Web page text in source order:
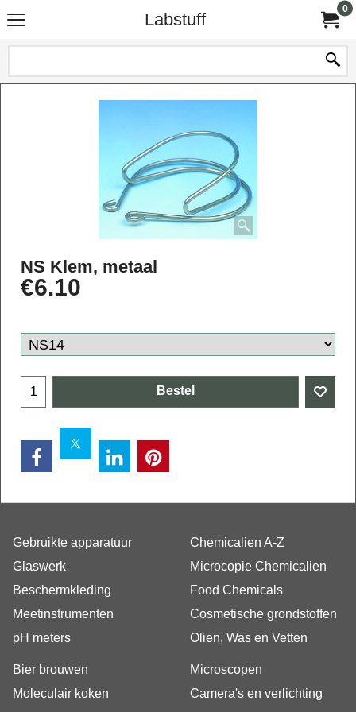
Labstuff
0
NS Klem, metaal
€6.10
Bestel
Gebruikte apparatuur
Glaswerk
Beschermkleding
Meetinstrumenten
pH meters
Chemicalien A-Z
Microcopie Chemicalien
Food Chemicals
Cosmetische grondstoffen
Olien, Was en Vetten
Bier brouwen
Moleculair koken
Microscopen
Camera's en verlichting